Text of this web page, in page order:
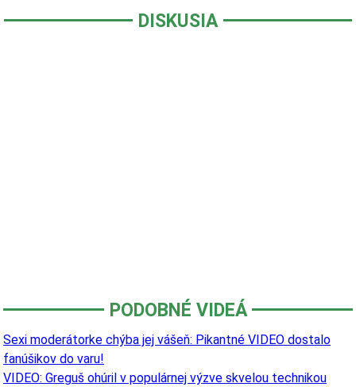
DISKUSIA
PODOBNÉ VIDEÁ
Sexi moderátorke chýba jej vášeň: Pikantné VIDEO dostalo
fanúšikov do varu!
VIDEO: Greguš ohúril v populárnej výzve skvelou technikou